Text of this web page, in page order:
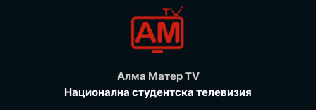
Алма Матер TV
Национална студентска телевизия